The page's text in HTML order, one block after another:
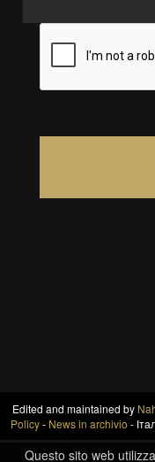
Edited and maintained by
Policy- News in archivio -
Questo sito web